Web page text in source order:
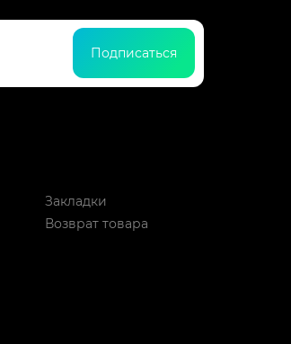
Подписаться
Закладки
Возврат товара